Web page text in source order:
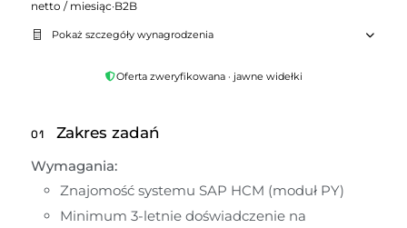
netto / miesiąc·B2B
Pokaż szczegóły wynagrodzenia
Oferta zweryfikowana · jawne widełki
01 Zakres zadań
Wymagania:
Znajomość systemu SAP HCM (moduł PY)
Minimum 3-letnie doświadczenie na